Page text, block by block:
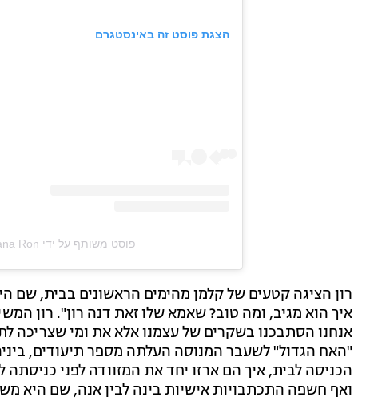
הצגת פוסט זה באינסטגרם
פוסט משותף על ידי ‏‎Dana Ron‎‏ (@‏‎danaron7‎‏)
רון הציגה קטעים של קלמן מהימים הראשונים בבית, שם
איך הוא מגיב, ומה טוב? שאמא שלו זאת דנה רון". רון
אנחנו הסתבכנו בשקרים של עצמנו אלא את ומי שצריכה
"האח הגדול" לשעבר המנוסה העלתה מספר תיעודים,
הכניסה לבית, איך הם ארזו יחד את המזוודה לפני
ואף חשפה התכתבויות אישיות בינה לבין אנה, שם היא